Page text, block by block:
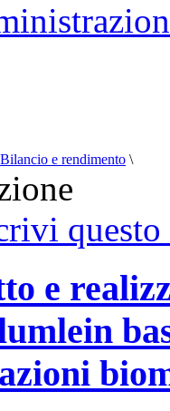
Bilancio e rendimento \
questo
e